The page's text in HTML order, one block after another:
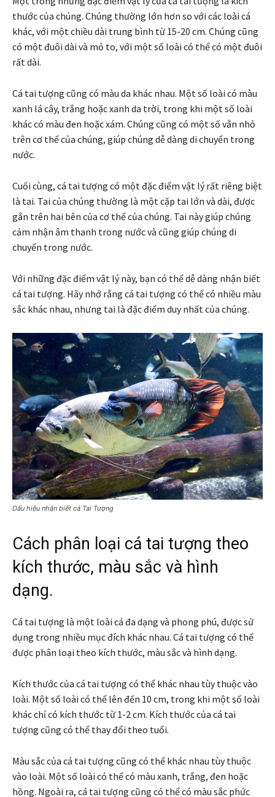
thước của chúng. Chúng thường lớn hơn so với các loài cá
khác, với một chiều dài trung bình từ 15-20 cm. Chúng cũng
có một đuôi dài và mỏ to, với một số loài có thể có một đuôi
rất dài.
Cá tai tượng cũng có màu da khác nhau. Một số loài có màu
xanh lá cây, trắng hoặc xanh da trời, trong khi một số loài
khác có màu đen hoặc xám. Chúng cũng có một số vằn nhỏ
trên cơ thể của chúng, giúp chúng dễ dàng di chuyển trong
nước.
Cuối cùng, cá tai tượng có một đặc điểm vật lý rất riêng biệt
là tai. Tai của chúng thường là một cặp tai lớn và dài, được
gắn trên hai bên của cơ thể của chúng. Tai này giúp chúng
cảm nhận âm thanh trong nước và cũng giúp chúng di
chuyển trong nước.
Với những đặc điểm vật lý này, bạn có thể dễ dàng nhận biết
cá tai tượng. Hãy nhớ rằng cá tai tượng có thể có nhiều màu
sắc khác nhau, nhưng tai là đặc điểm duy nhất của chúng.
Dấu hiệu nhận biết cá Tai Tượng
Cách phân loại cá tai tượng theo
kích thước, màu sắc và hình
dạng.
Cá tai tượng là một loài cá đa dạng và phong phú, được sử
dụng trong nhiều mục đích khác nhau. Cá tai tượng có thể
được phân loại theo kích thước, màu sắc và hình dạng.
Kích thước của cá tai tượng có thể khác nhau tùy thuộc vào
loài. Một số loài có thể lên đến 10 cm, trong khi một số loài
khác chỉ có kích thước từ 1-2 cm. Kích thước của cá tai
tượng cũng có thể thay đổi theo tuổi.
Màu sắc của cá tai tượng cũng có thể khác nhau tùy thuộc
vào loài. Một số loài có thể có màu xanh, trắng, đen hoặc
hồng. Ngoài ra, cá tai tượng cũng có thể có màu sắc phức